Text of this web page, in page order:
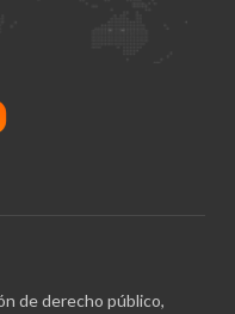
de derecho público,